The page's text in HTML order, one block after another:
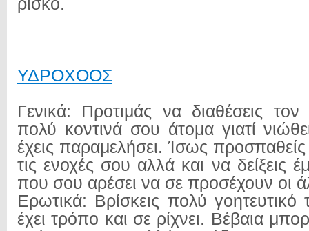
ρίσκο.
ΥΔΡΟΧΟΟΣ
Γενικά: Προτιμάς να διαθέσεις
πολύ κοντινά σου άτομα γιατί
έχεις παραμελήσει. Ίσως
τις ενοχές σου αλλά και να δείξεις
που σου αρέσει να σε προσέχουν οι
Ερωτικά: Βρίσκεις πολύ γοητευτικό
έχει τρόπο και σε ρίχνει. Βέβαια